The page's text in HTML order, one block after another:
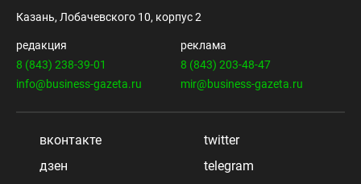
Казань, Лобачевского 10, корпус 2
редакция
8 (843) 238-39-01
info@business-gazeta.ru
реклама
8 (843) 203-48-47
mir@business-gazeta.ru
вконтакте
twitter
дзен
telegram